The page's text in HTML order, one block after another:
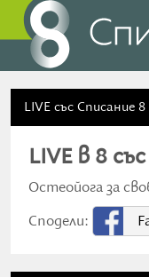
LIVE със Списание 8
LIVE в 8
Остеойога за
Сподели: